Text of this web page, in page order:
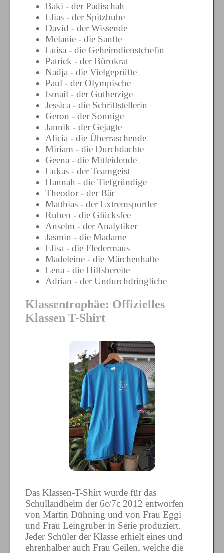
Baki - der Padischah
Elias - der Spitzbube
David - der Wissende
Melanie - die Sanfte
Luisa - die Geheimdienstchefin
Patrick - der Bürokrat
Nadja - die Vielgeprüfte
Paul - der Olympische
Ismail - der Gutherzige
Jessica - die Schriftstellerin
Geron - der Sonnige
Jannik - der Gejagte
Alicia - die Überraschende
Miriam - die Durchdachte
Geena - die Mitleidende
Lukas - der Teamgeist
Hannah - die Tiefgründige
Theodor - der Bär
Matthias - der Extremsportler
Ruben - die Glücksfee
Anselm - der Analytiker
Jasmin - die Madame
Elisa - die Fledermaus
Madeleine - die Märchenhafte
Lena - die Hilfsbereite
Adrian - der Undurchdringliche
Klassentrophäe: Offizielles
Klassen T-Shirt
Das Klassen-T-Shirt wurde für das
Schullandheim der 6c/7c 2012 entworfen
von Martin Dühning und von Frau Eggi
und Frau Leingruber in Serie produziert.
Jeder Schüler der Klasse erhielt eines und
ehrenhalber auch Frau Geilen, welche die